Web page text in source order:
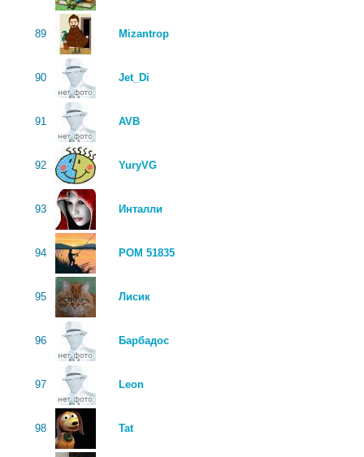
89 Mizantrop
90 Jet_Di
91 AVB
92 YuryVG
93 Инталли
94 РОМ 51835
95 Лисик
96 Барбадос
97 Leon
98 Tat